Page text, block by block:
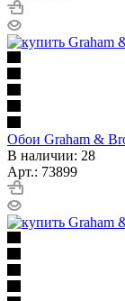
Обои Graham &
В наличии: 28
Арт.: 73899